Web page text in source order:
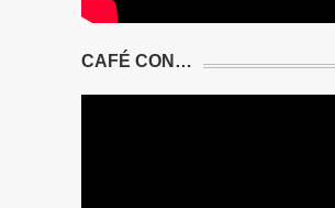
CAFÉ CON…